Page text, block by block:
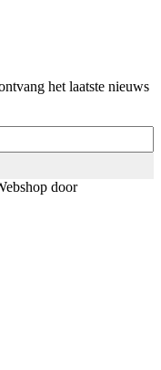
het laatste nieuws
door